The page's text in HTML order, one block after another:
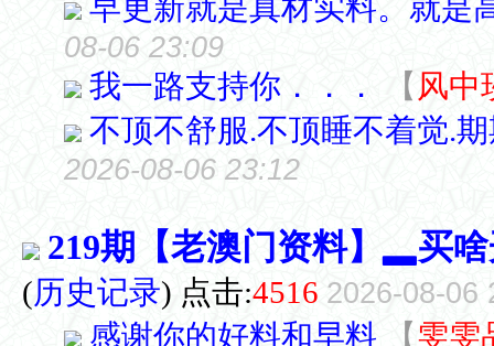
早更新就是真材实料。就是
08-06 23:09
我一路支持你．．． 【 风中
不顶不舒服.不顶睡不着觉.
2026-08-06 23:12
219期【老澳门资料】▂买
(历史记录) 点击:4516 2026-08-06
感谢你的好料和早料 【雯雯